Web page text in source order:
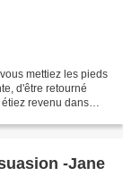
mettiez les pieds
d'être retourné
revenu dans
-Jane